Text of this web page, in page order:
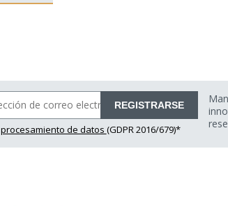
REGISTRARSE
procesamiento de datos (GDPR 2016/679)*